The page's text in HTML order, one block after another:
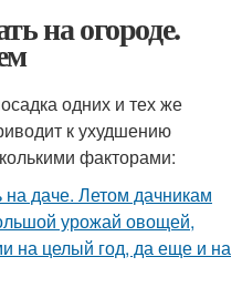
на огороде.
одних и тех же
к ухудшению
факторами:
даче. Летом дачникам
урожай овощей,
на целый год, да еще и на